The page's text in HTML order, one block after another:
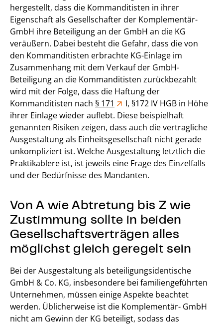
hergestellt, dass die Kommanditisten in ihrer
Eigenschaft als Gesellschafter der Komplementär-
GmbH ihre Beteiligung an der GmbH an die KG
veräußern. Dabei besteht die Gefahr, dass die von
den Kommanditisten erbrachte KG-Einlage im
Zusammenhang mit dem Verkauf der GmbH-
Beteiligung an die Kommanditisten zurückbezahlt
wird mit der Folge, dass die Haftung der
Kommanditisten nach § 171
I, §172 IV HGB in Höhe
ihrer Einlage wieder auflebt. Diese beispielhaft
genannten Risiken zeigen, dass auch die vertragliche
Ausgestaltung als Einheitsgesellschaft nicht gerade
unkompliziert ist. Welche Ausgestaltung letztlich die
Praktikablere ist, ist jeweils eine Frage des Einzelfalls
und der Bedürfnisse des Mandanten.
Von A wie Abtretung bis Z wie
Zustimmung sollte in beiden
Gesellschaftsverträgen alles
möglichst gleich geregelt sein
Bei der Ausgestaltung als beteiligungsidentische
GmbH & Co. KG, insbesondere bei familiengeführten
Unternehmen, müssen einige Aspekte beachtet
werden. Üblicherweise ist die Komplementär- GmbH
nicht am Gewinn der KG beteiligt, sodass das